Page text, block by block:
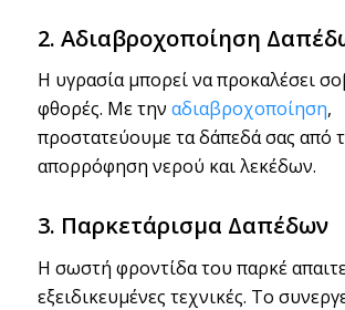
2. Αδιαβροχοποίηση
Η υγρασία μπορεί να προκαλέσει
φθορές. Με την αδιαβροχοποίηση,
προστατεύουμε τα δάπεδά σας από
απορρόφηση νερού και λεκέδων.
3. Παρκετάρισμα Δαπέδων
Η σωστή φροντίδα του παρκέ
εξειδικευμένες τεχνικές. Το